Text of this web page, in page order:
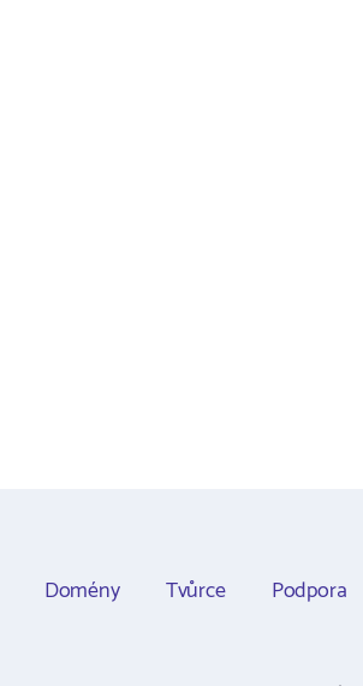
Domény Tvůrce Podpora